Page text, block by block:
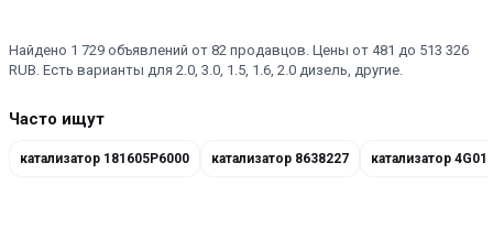
Найдено 1 729 объявлений от 82 продавцов. Цены от 481 до 513 326
RUB. Есть варианты для 2.0, 3.0, 1.5, 1.6, 2.0 дизель, другие.
Часто ищут
катализатор 181605P6000 катализатор 8638227 катализатор